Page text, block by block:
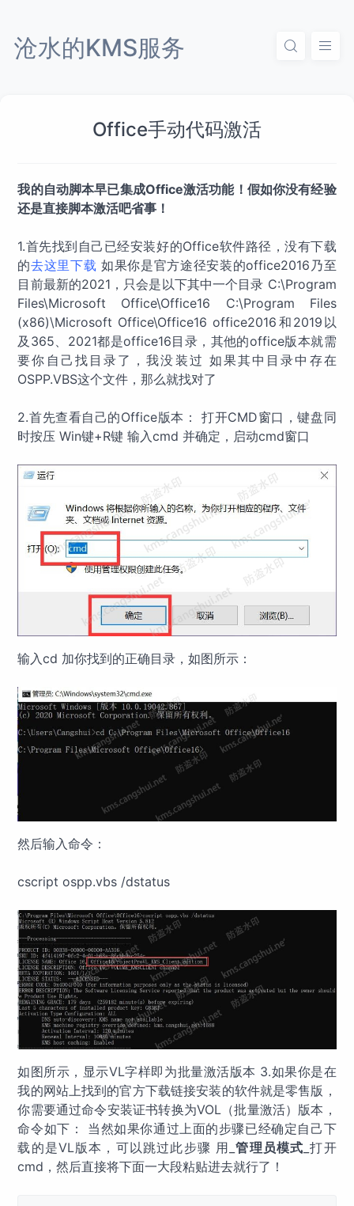
沧水的KMS服务
Office手动代码激活
我的自动脚本早已集成Office激活功能！假如你没有经验
还是直接脚本激活吧省事！
1.首先找到自己已经安装好的Office软件路径，没有下载
的去这里下载 如果你是官方途径安装的office2016乃至
目前最新的2021，只会是以下其中一个目录 C:\Program
Files\Microsoft Office\Office16 C:\Program Files
(x86)\Microsoft Office\Office16 office2016和2019以
及365、2021都是office16目录，其他的office版本就需
要你自己找目录了，我没装过 如果其中目录中存在
OSPP.VBS这个文件，那么就找对了
2.首先查看自己的Office版本： 打开CMD窗口，键盘同
时按压 Win键+R键 输入cmd 并确定，启动cmd窗口
输入cd 加你找到的正确目录，如图所示：
然后输入命令：
cscript ospp.vbs /dstatus
如图所示，显示VL字样即为批量激活版本 3.如果你是在
我的网站上找到的官方下载链接安装的软件就是零售版，
你需要通过命令安装证书转换为VOL（批量激活）版本，
命令如下： 当然如果你通过上面的步骤已经确定自己下
载的是VL版本，可以跳过此步骤 用_ 管理员模式 _打开
cmd，然后直接将下面一大段粘贴进去就行了！